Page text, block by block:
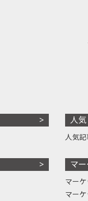
人気
人気
マ
マー
マー